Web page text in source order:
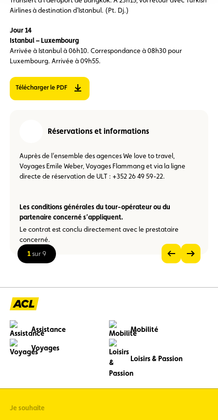
Airlines à destination d’Istanbul. (Pt. Dj.)
Jour 14
Istanbul – Luxembourg
Arrivée à Istanbul à 06h10. Correspondance à 08h30 pour
Luxembourg. Arrivée à 09h55.
Télécharger le PDF
Réservations et informations
Auprès de l’ensemble des agences We love to travel,
Voyages Emile Weber, Voyages Flammang et via la ligne
directe de réservation de ULT : +352 26 49 59-22.
Les conditions générales du tour-opérateur ou du
partenaire concerné s’appliquent.
Le contrat est conclu directement avec le prestataire
concerné.
l’image
1sur 9
Voir
Assistance Mobilité
Voyages
Loisirs & Passion
Je souhaite